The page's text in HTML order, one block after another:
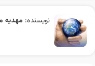
نویسنده: مهدیه